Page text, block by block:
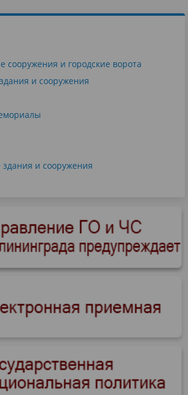
сооружения и городские ворота
и сооружения
и сооружения